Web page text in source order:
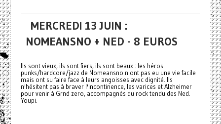
MERCREDI 13 JUIN :
NOMEANSNO + NED - 8 EUROS
Ils sont vieux, ils sont fiers, ils sont beaux : les héros
punks/hardcore/jazz de Nomeansno n'ont pas eu une vie facile
mais ont su faire face à leurs angoisses avec dignité. Ils
n'hésitent pas à braver l'incontinence, les varices et Alzheimer
pour venir à Grnd zero, accompagnés du rock tendu des Ned.
Youpi.